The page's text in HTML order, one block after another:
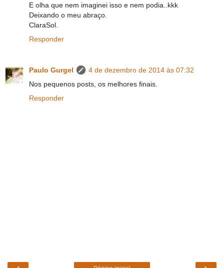
E olha que nem imaginei isso e nem podia..kkk
Deixando o meu abraço.
ClaraSol.
Responder
Paulo Gurgel
4 de dezembro de 2014 às 07:32
Nos pequenos posts, os melhores finais.
Responder